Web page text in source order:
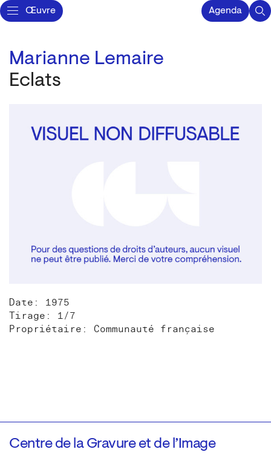
Œuvre Agenda
Marianne Lemaire
Eclats
Date: 1975
Tirage: 1/7
Propriétaire: Communauté française
Centre de la Gravure et de l’Image